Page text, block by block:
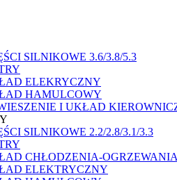
SILNIKOWE 3.6/3.8/5.3
ELEKRYCZNY
HAMULCOWY
I UKŁAD
SILNIKOWE 2.2/2.8/3.1/3.3
CHŁODZENIA-OGRZEWANIA
ELEKTRYCZNY